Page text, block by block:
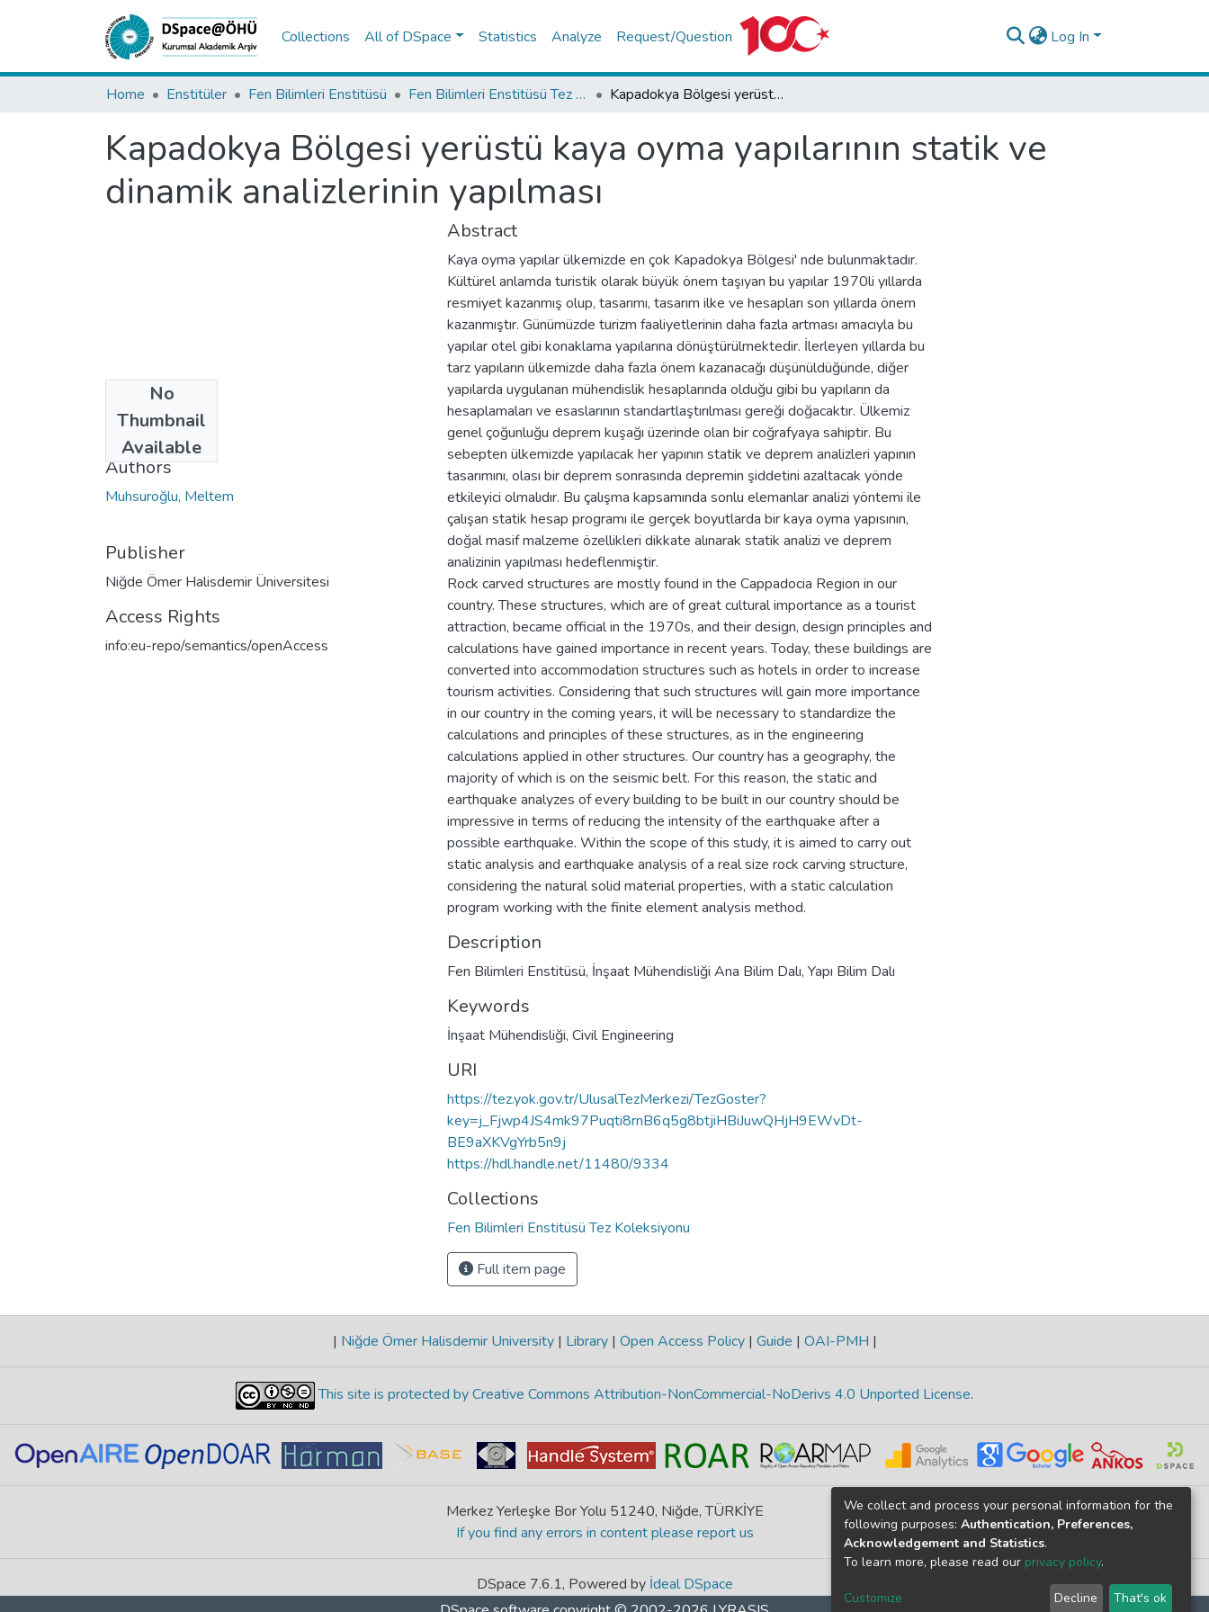
Collections All of DSpace Statistics Analyze Request/Question Log In
Home Enstitüler Fen Bilimleri Enstitüsü Fen Bilimleri Enstitüsü Tez Koleksiyonu Kapadokya Bölgesi yerüstü kaya oyma yapılarının statik ve dinamik analizlerinin yapılması
Kapadokya Bölgesi yerüstü kaya oyma yapılarının statik ve
dinamik analizlerinin yapılması
No
Thumbnail
Available
2023
Authors
Muhsuroğlu, Meltem
Publisher
Niğde Ömer Halisdemir Üniversitesi
Access Rights
info:eu-repo/semantics/openAccess
Abstract
Kaya oyma yapılar ülkemizde en çok Kapadokya Bölgesi' nde bulunmaktadır.
Kültürel anlamda turistik olarak büyük önem taşıyan bu yapılar 1970li yıllarda
resmiyet kazanmış olup, tasarımı, tasarım ilke ve hesapları son yıllarda önem
kazanmıştır. Günümüzde turizm faaliyetlerinin daha fazla artması amacıyla bu
yapılar otel gibi konaklama yapılarına dönüştürülmektedir. İlerleyen yıllarda bu
tarz yapıların ülkemizde daha fazla önem kazanacağı düşünüldüğünde, diğer
yapılarda uygulanan mühendislik hesaplarında olduğu gibi bu yapıların da
hesaplamaları ve esaslarının standartlaştırılması gereği doğacaktır. Ülkemiz
genel çoğunluğu deprem kuşağı üzerinde olan bir coğrafyaya sahiptir. Bu
sebepten ülkemizde yapılacak her yapının statik ve deprem analizleri yapının
tasarımını, olası bir deprem sonrasında depremin şiddetini azaltacak yönde
etkileyici olmalıdır. Bu çalışma kapsamında sonlu elemanlar analizi yöntemi ile
çalışan statik hesap programı ile gerçek boyutlarda bir kaya oyma yapısının,
doğal masif malzeme özellikleri dikkate alınarak statik analizi ve deprem
analizinin yapılması hedeflenmiştir.
Rock carved structures are mostly found in the Cappadocia Region in our
country. These structures, which are of great cultural importance as a tourist
attraction, became official in the 1970s, and their design, design principles and
calculations have gained importance in recent years. Today, these buildings are
converted into accommodation structures such as hotels in order to increase
tourism activities. Considering that such structures will gain more importance
in our country in the coming years, it will be necessary to standardize the
calculations and principles of these structures, as in the engineering
calculations applied in other structures. Our country has a geography, the
majority of which is on the seismic belt. For this reason, the static and
earthquake analyzes of every building to be built in our country should be
impressive in terms of reducing the intensity of the earthquake after a
possible earthquake. Within the scope of this study, it is aimed to carry out
static analysis and earthquake analysis of a real size rock carving structure,
considering the natural solid material properties, with a static calculation
program working with the finite element analysis method.
Description
Fen Bilimleri Enstitüsü, İnşaat Mühendisliği Ana Bilim Dalı, Yapı Bilim Dalı
Keywords
İnşaat Mühendisliği, Civil Engineering
URI
https://tez.yok.gov.tr/UlusalTezMerkezi/TezGoster?
key=j_Fjwp4JS4mk97Puqti8rnB6q5g8btjiHBiJuwQHjH9EWvDt-
BE9aXKVgYrb5n9j
https://hdl.handle.net/11480/9334
Collections
Fen Bilimleri Enstitüsü Tez Koleksiyonu
Full item page
| Niğde Ömer Halisdemir University | Library | Open Access Policy | Guide | OAI-PMH |
This site is protected by Creative Commons Attribution-NonCommercial-NoDerivs 4.0 Unported License.
Merkez Yerleşke Bor Yolu 51240, Niğde, TÜRKİYE
If you find any errors in content please report us
DSpace 7.6.1, Powered by İdeal DSpace
We collect and process your personal information for the
following purposes: Authentication, Preferences,
Acknowledgement and Statistics.
To learn more, please read our privacy policy.
Customize Decline That's ok